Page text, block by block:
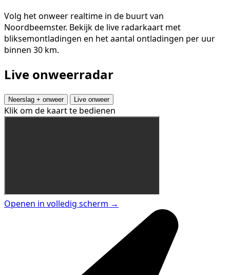
Volg het onweer realtime in de buurt van
Noordbeemster. Bekijk de live radarkaart met
bliksemontladingen en het aantal ontladingen per uur
binnen 30 km.
Live onweerradar
Neerslag + onweer Live onweer
Klik om de kaart te bedienen
Openen in volledig scherm →